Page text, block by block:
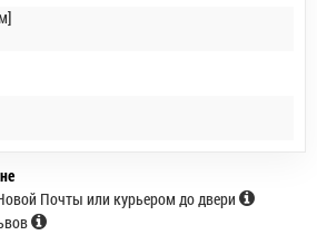
Почты или курьером до двери